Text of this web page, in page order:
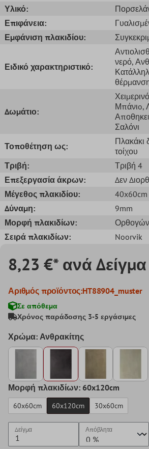
Υλικό:
Επιφάνεια:
Εμφάνιση πλακιδίου:
Ειδικό χαρακτηριστικό:
νερό,
Δωμάτιο:
Μπάνιo,
Σαλόνι
Τοποθέτηση ως:
Πλακάκι
τοίχου
Τριβή:
Τριβή 4
Επεξεργασία άκρων:
Δεν
Μέγεθος πλακιδίου:
40x60cm
Δύναμη:
9mm
Μορφή πλακιδίων:
Σειρά πλακιδίων:
Noorvik
8,23 €* ανά Δείγμα
Αριθμός προϊόντος:HT88904_muster
Σε απόθεμα
Χρόνος παράδοσης 3-5 εργάσιμες
Χρώμα: Ανθρακίτης
Μορφή πλακιδίων: 60x120cm
60x60cm 60x120cm 30x60cm
Δείγμα Απόβλητα